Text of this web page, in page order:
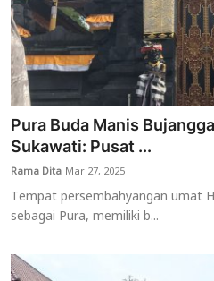
Pura Buda Manis
Sukawati: Pusat ...
Rama Dita Mar 27, 2025
Tempat persembahyangan umat
sebagai Pura, memiliki b...